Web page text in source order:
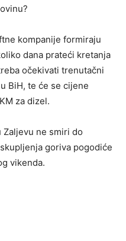
kompanije formiraju
dana prateći kretanja
očekivati trenutačni
BiH, te će se cijene
za dizel.
ne smiri do
goriva pogodiće
vikenda.